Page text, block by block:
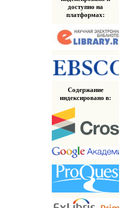
доступно на
платформах:
Содержание
индексировано в: